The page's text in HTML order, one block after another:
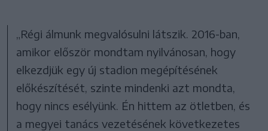
„Régi álmunk megvalósulni látszik. 2016-ban,
amikor először mondtam nyilvánosan, hogy
elkezdjük egy új stadion megépítésének
előkészítését, szinte mindenki azt mondta,
hogy nincs esélyünk. Én hittem az ötletben, és
a megyei tanács vezetésének következetes